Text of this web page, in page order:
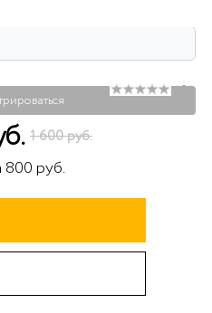
( 0 )
1 600 руб.
800 руб.